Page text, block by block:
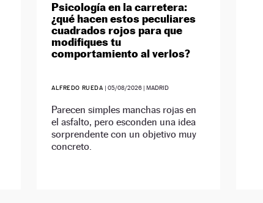
Psicología en la carretera:
¿qué hacen estos peculiares
cuadrados rojos para que
modifiques tu
comportamiento al verlos?
ALFREDO RUEDA | 05/08/2026| MADRID
Parecen simples manchas rojas en
el asfalto, pero esconden una idea
sorprendente con un objetivo muy
concreto.